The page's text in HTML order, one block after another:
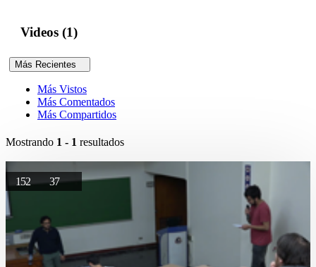
Videos (1)
Más Recientes
Más Vistos
Más Comentados
Más Compartidos
Mostrando 1 - 1 resultados
152 37